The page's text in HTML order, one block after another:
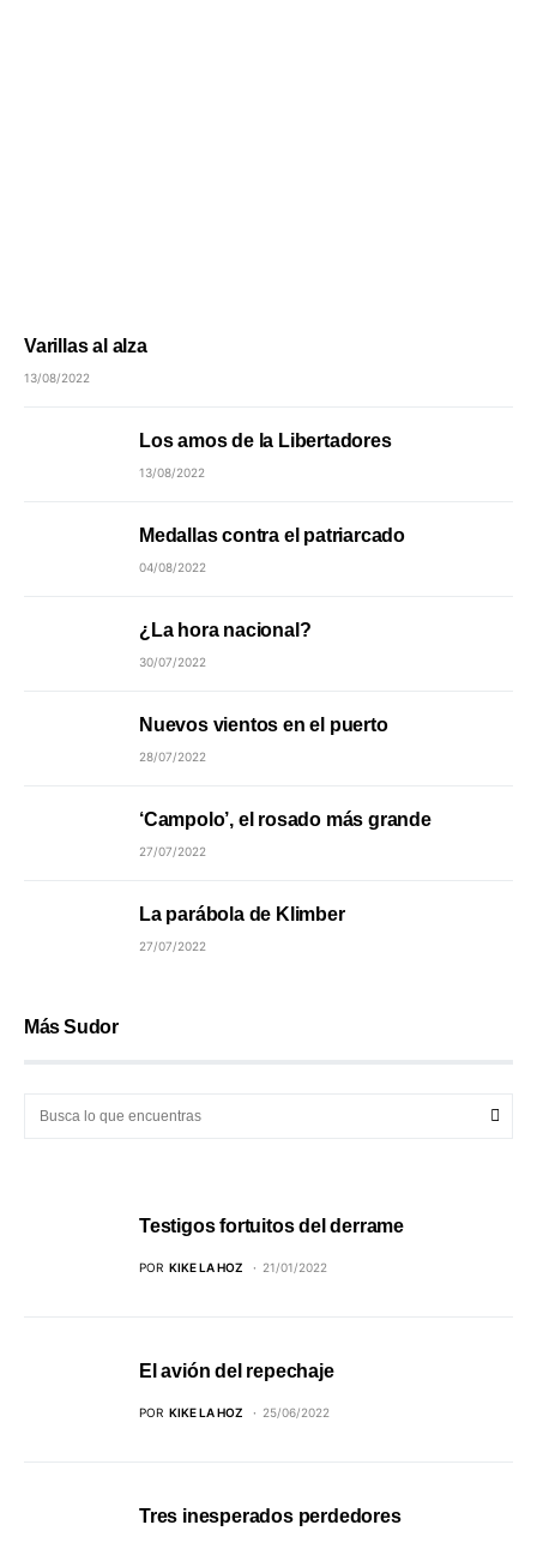
Varillas al alza
13/08/2022
Los amos de la Libertadores
13/08/2022
Medallas contra el patriarcado
04/08/2022
¿La hora nacional?
30/07/2022
Nuevos vientos en el puerto
28/07/2022
‘Campolo’, el rosado más grande
27/07/2022
La parábola de Klimber
27/07/2022
Más Sudor
Testigos fortuitos del derrame
POR KIKE LA HOZ 21/01/2022
El avión del repechaje
POR KIKE LA HOZ 25/06/2022
Tres inesperados perdedores